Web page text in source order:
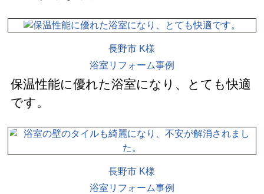
長野市 K様
浴室リフォーム事例
保温性能に優れた浴室になり、とても快適
です。
長野市 K様
浴室リフォーム事例